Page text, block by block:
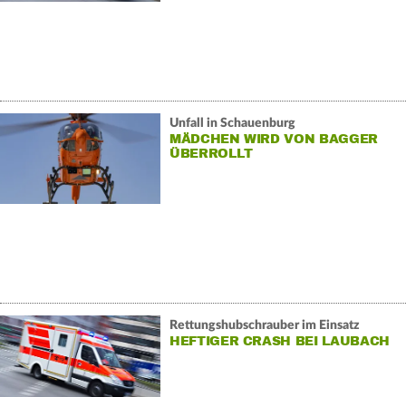
Unfall in Schauenburg
MÄDCHEN WIRD VON BAGGER
ÜBERROLLT
Rettungshubschrauber im Einsatz
HEFTIGER CRASH BEI LAUBACH